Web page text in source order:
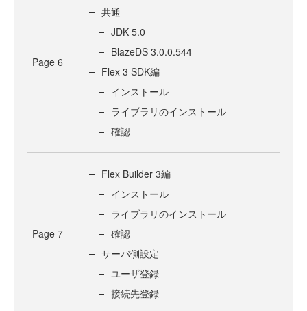
Page 6
共通
JDK 5.0
BlazeDS 3.0.0.544
Flex 3 SDK編
インストール
ライブラリのインストール
確認
Page 7
Flex Builder 3編
インストール
ライブラリのインストール
確認
サーバ側設定
ユーザ登録
接続先登録